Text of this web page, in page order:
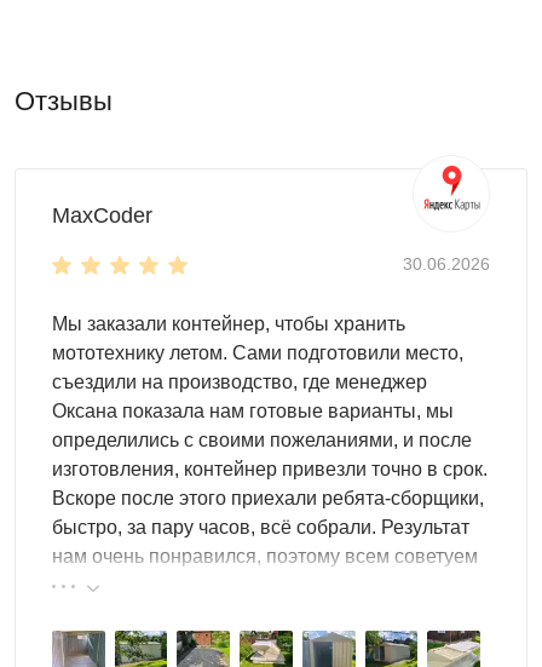
оборудования
техники
дров
домашних заготовок
лодок, мотоциклов, квадроциклов
Внутри и снаружи
Обеспечить удобство хранения помогут системы,
разработанные компанией SKOGGY. Вы сэкономите
место и правильно организуете пространство, если
заранее установите:
полки
стеллажи
Отзывы
MaxCoder
30.06.2026
Мы заказали контейнер, чтобы хранить
мототехнику летом. Сами подготовили место,
съездили на производство, где менеджер
Оксана показала нам готовые варианты, мы
определились с своими пожеланиями, и после
изготовления, контейнер привезли точно в срок.
Вскоре после этого приехали ребята-сборщики,
быстро, за пару часов, всё собрали. Результат
нам очень понравился, поэтому всем советуем
эту фирму.